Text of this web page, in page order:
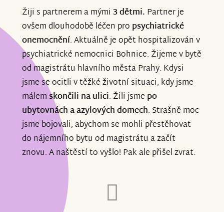
Žiji s partnerem a mými 3 dětmi. Partner je
ovšem dlouhodobě léčen pro psychiatrické
onemocnění. Aktuálně je opět hospitalizován v
psychiatrické nemocnici Bohnice. Žijeme v bytě
od magistrátu hlavního města Prahy. Kdysi
jsme se ocitli v těžké životní situaci, kdy jsme
málem skončili na ulici. Žili jsme po
ubytovnách a azylových domech. Strašně moc
jsme bojovali, abychom se mohli přestěhovat
do nájemního bytu od magistrátu a začít
znovu. A naštěstí to vyšlo! Pak ale přišel zvrat.